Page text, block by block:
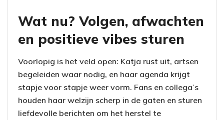
Wat nu? Volgen, afwachten
en positieve vibes sturen
Voorlopig is het veld open: Katja rust uit, artsen
begeleiden waar nodig, en haar agenda krijgt
stapje voor stapje weer vorm. Fans en collega’s
houden haar welzijn scherp in de gaten en sturen
liefdevolle berichten om het herstel te